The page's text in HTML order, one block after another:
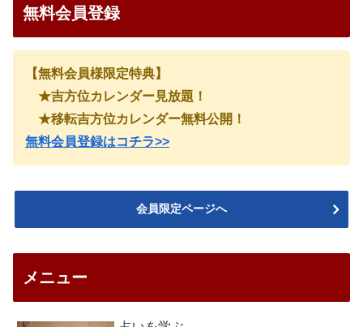
無料会員登録
【無料会員様限定特典】
★吉方位カレンダー見放題！
★移転吉方位カレンダー無料公開！
無料会員登録はコチラ>>
会員限定ページへ
メニュー